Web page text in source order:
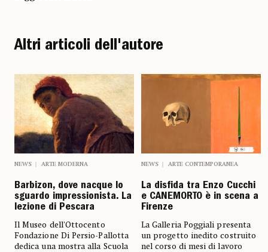
Altri articoli dell'autore
NEWS ARTE MODERNA
Barbizon, dove nacque lo
sguardo impressionista. La
lezione di Pescara
Il Museo dell'Ottocento
Fondazione Di Persio-Pallotta
dedica una mostra alla Scuola
NEWS ARTE CONTEMPORANEA
La disfida tra Enzo Cucchi
e CANEMORTO è in scena a
Firenze
La Galleria Poggiali presenta
un progetto inedito costruito
nel corso di mesi di lavoro